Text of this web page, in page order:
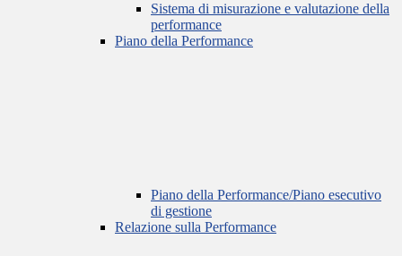
Sistema di misurazione e valutazione della
performance
Piano della Performance
Piano della Performance/Piano esecutivo
di gestione
Relazione sulla Performance